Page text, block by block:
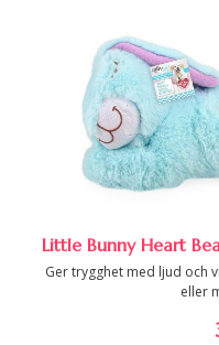
Little Bunny Heart
Ger trygghet med ljud och
eller